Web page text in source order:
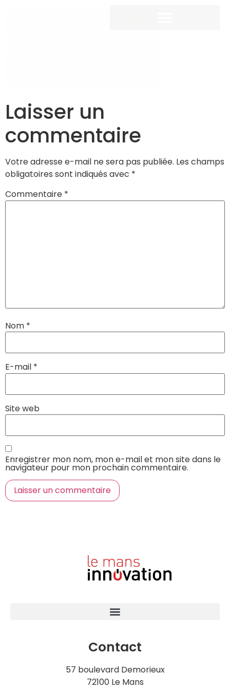
Laisser un
commentaire
Votre adresse e-mail ne sera pas publiée. Les champs
obligatoires sont indiqués avec *
Commentaire *
Nom *
E-mail *
Site web
Enregistrer mon nom, mon e-mail et mon site dans le
navigateur pour mon prochain commentaire.
Contact
57 boulevard Demorieux
72100 Le Mans